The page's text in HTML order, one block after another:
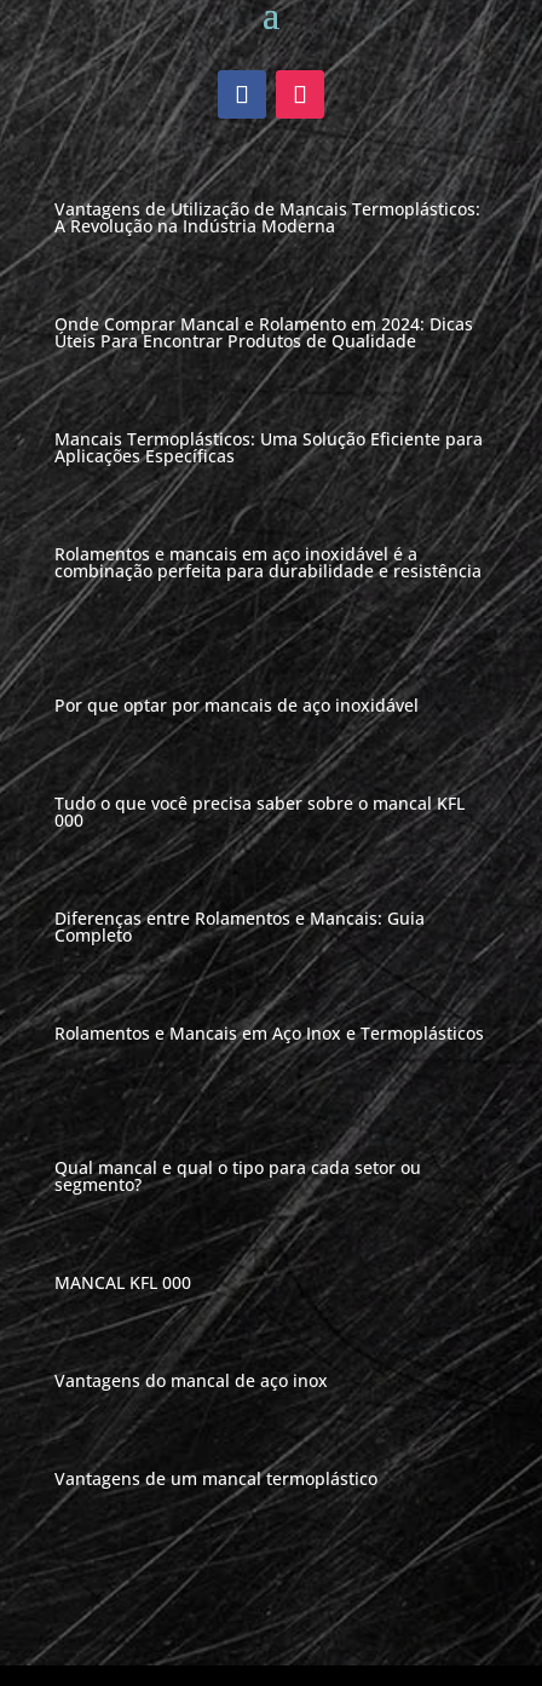
Vantagens de Utilização de Mancais Termoplásticos:
A Revolução na Indústria Moderna
Onde Comprar Mancal e Rolamento em 2024: Dicas
Úteis Para Encontrar Produtos de Qualidade
Mancais Termoplásticos: Uma Solução Eficiente para
Aplicações Específicas
Rolamentos e mancais em aço inoxidável é a
combinação perfeita para durabilidade e resistência
Por que optar por mancais de aço inoxidável
Tudo o que você precisa saber sobre o mancal KFL
000
Diferenças entre Rolamentos e Mancais: Guia
Completo
Rolamentos e Mancais em Aço Inox e Termoplásticos
Qual mancal e qual o tipo para cada setor ou
segmento?
MANCAL KFL 000
Vantagens do mancal de aço inox
Vantagens de um mancal termoplástico